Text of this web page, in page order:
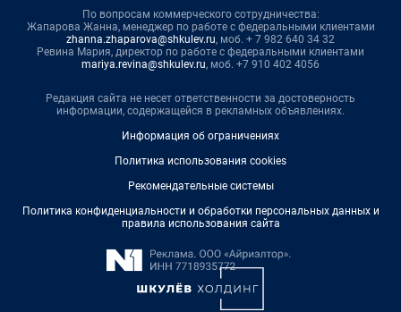
По вопросам коммерческого сотрудничества:
Жапарова Жанна, менеджер по работе с федеральными клиентами
zhanna.zhaparova@shkulev.ru, моб. + 7 982 640 34 32
Ревина Мария, директор по работе с федеральными клиентами
mariya.revina@shkulev.ru, моб. +7 910 402 4056
Редакция сайта не несет ответственности за достоверность
информации, содержащейся в рекламных объявлениях.
Информация об ограничениях
Политика использования cookies
Рекомендательные системы
Политика конфиденциальности и обработки персональных данных и
правила использования сайта